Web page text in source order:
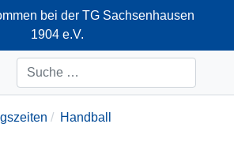
bei der TG Sachsenhausen
1904 e.V.
+49-69-66374712
Suchen
Handball